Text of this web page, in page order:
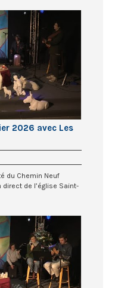
2026 avec Les
du Chemin Neuf
de l’église Saint-